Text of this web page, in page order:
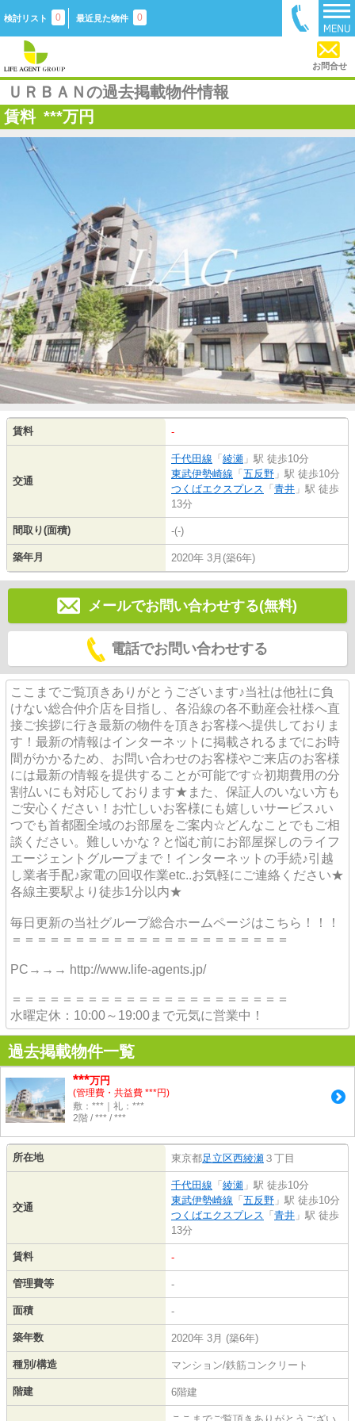
検討リスト 0 最近見た物件 0
お問合せ
ＵＲＢＡＮの過去掲載物件情報
賃料 ***万円
賃料 -
交通
千代田線 「 綾瀬 」駅 徒歩10分
東武伊勢崎線 「 五反野 」駅 徒歩10分
つくばエクスプレス 「 青井 」駅 徒歩
13分
間取り(面積) -(-)
築年月 2020年 3月(築6年)
メールでお問い合わせする(無料)
電話でお問い合わせする
ここまでご覧頂きありがとうございます♪当社は他社に負
けない総合仲介店を目指し、各沿線の各不動産会社様へ直
接ご挨拶に行き最新の物件を頂きお客様へ提供しておりま
す！最新の情報はインターネットに掲載されるまでにお時
間がかかるため、お問い合わせのお客様やご来店のお客様
には最新の情報を提供することが可能です☆初期費用の分
割払いにも対応しております★また、保証人のいない方も
ご安心ください！お忙しいお客様にも嬉しいサービス♪い
つでも首都圏全域のお部屋をご案内☆どんなことでもご相
談ください。難しいかな？と悩む前にお部屋探しのライフ
エージェントグループまで！インターネットの手続♪引越
し業者手配♪家電の回収作業etc..お気軽にご連絡ください★
各線主要駅より徒歩1分以内★
毎日更新の当社グループ総合ホームページはこちら！！！
＝＝＝＝＝＝＝＝＝＝＝＝＝＝＝＝＝＝＝＝＝＝
PC→→→ http://www.life-agents.jp/
＝＝＝＝＝＝＝＝＝＝＝＝＝＝＝＝＝＝＝＝＝＝
水曜定休：10:00～19:00まで元気に営業中！
過去掲載物件一覧
***万円
(管理費・共益費 ***円)
敷：***｜礼：***
2階 / *** / ***
所在地 東京都足立区西綾瀬 ３丁目
交通
千代田線 「 綾瀬 」駅 徒歩10分
東武伊勢崎線 「 五反野 」駅 徒歩10分
つくばエクスプレス 「 青井 」駅 徒歩
13分
賃料 -
管理費等 -
面積 -
築年数 2020年 3月 (築6年)
種別/構造 マンション/鉄筋コンクリート
階建 6階建